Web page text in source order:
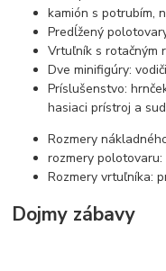
kamión s potrubím,
Predĺžený
Vrtuľník s rotačným
Dve minifigúry:
Príslušenstvo:
hasiaci prístroj a
Rozmery
rozmery
Rozmery vrtuľníka:
Dojmy zábavy